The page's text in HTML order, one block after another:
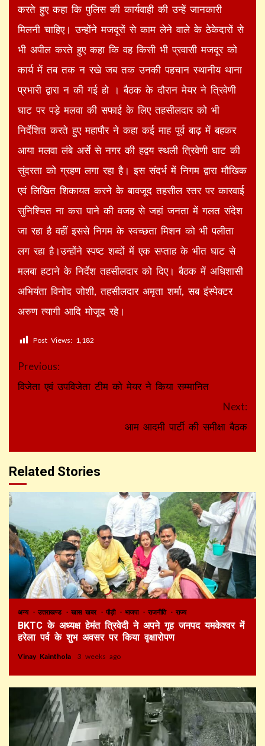
करते हुए कहा कि पुलिस की कार्यवाही की उन्हें जानकारी
मिलनी चाहिए। उन्होंने मजदूरों से काम लेने वाले के ठेकेदारों से
भी अपील करते हुए कहा कि वह किसी भी प्रवासी मजदूर को
कार्य में तब तक न रखे जब तक उनकी पहचान स्थानीय थाना
प्रभारी द्वारा न की गई हो । बैठक के दौरान मेयर ने त्रिवेणी
घाट पर पड़े मलवा की सफाई के लिए तहसीलदार को भी
निर्देशित करते हुए महापौर ने कहा कई माह पूर्व बाढ़ में बहकर
आया मलवा लंबे अर्से से नगर की हद्वय स्थली त्रिवेणी घाट की
सुंदरता को ग्रहण लगा रहा है। इस संदर्भ में निगम द्वारा मौखिक
एवं लिखित शिकायत करने के बावजूद तहसील स्तर पर कारवाई
सुनिश्चित ना करा पाने की वजह से जहां जनता में गलत संदेश
जा रहा है वहीं इससे निगम के स्वच्छता मिशन को भी पलीता
लग रहा है।उन्होंने स्पष्ट शब्दों में एक सप्ताह के भीत घाट से
मलबा हटाने के निर्देश तहसीलदार को दिए। बैठक में अधिशासी
अभियंता विनोद जोशी, तहसीलदार अमृता शर्मा, सब इंस्पेक्टर
अरुण त्यागी आदि मोजूद रहे।
Post Views: 1,182
Continue
Reading
Previous:
विजेता एवं उपविजेता टीम को मेयर ने किया सम्मानित
Next:
आम आदमी पार्टी की समीक्षा बैठक
Related Stories
अन्य उत्तराखण्ड खास खबर पौड़ी भाजपा राजनीति राज्य
BKTC के अध्यक्ष हेमंत त्रिवेदी ने अपने गृह जनपद यमकेश्वर में
हरेला पर्व के शुभ अवसर पर किया वृक्षारोपण
Vinay Kainthola 3 weeks ago